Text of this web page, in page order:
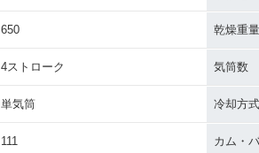
650 乾燥重
4ストローク 気筒数
単気筒 冷却方式
111 カム・